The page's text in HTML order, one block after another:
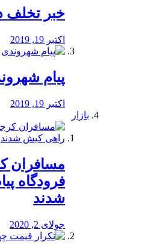
خبر تخلف
اکتبر 19, 2019
پیام
اکتبر 19, 2019
بازار
مسافران
فرودگاه
شدند
جولای 2, 2020